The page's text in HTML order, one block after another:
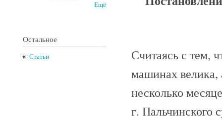
Ещё
Остальное
Статьи
Считаясь с тем,
машинах велика,
несколько
г.